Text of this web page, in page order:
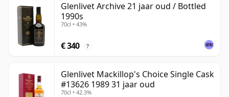
Glenlivet Archive 21 jaar oud / Bottled
1990s
70cl • 43%
€ 340 ?
Glenlivet Mackillop's Choice Single Cask
#13626 1989 31 jaar oud
70cl • 42.3%